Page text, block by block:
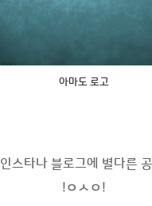
아마도 로고
인스타나 블로그에 별다른
!ㅇㅅㅇ!